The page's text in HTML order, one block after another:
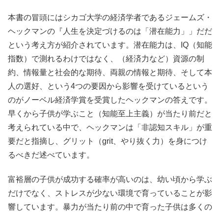
本書の冒頭にはシカゴ大学の経済学者であるジェームズ・
ヘックマンの『人生を決定づけるのは「潜在能力」」だだ
という考え方が紹介されています。潜在能力は、IQ（知能
指数）で測れるわけではなく、（経済力など）資源の制
約、情報量と社会的な期待、両親の情報と期待、そして本
人の選好、という4つの要因から影響を受けているという
のがノーベル経済学賞を受賞したヘックマンの答えです。
早くから子供が学ぶこと（知能至上主義）が当たり前だと
考えられている中で、ヘックマンは「非認知スキル」が重
要だと指摘し、グリット（grit、やり抜く力）を身につけ
るべきだ述べています。
富裕層の子供が成功する確率が高いのは、幼い頃から学ぶ
だけでなく、ストレスが少ない環境で育っていることが影
響しています。暴力が当たり前の中で育った子供は多くの